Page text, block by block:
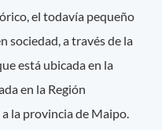
el todavía pequeño
sociedad, a través de la
está ubicada en la
en la Región
la provincia de Maipo.